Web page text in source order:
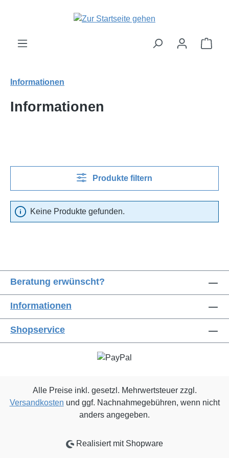
Zum Hauptinhalt springen
Informationen
Informationen
Produkte filtern
Keine Produkte gefunden.
Beratung erwünscht?
Informationen
Shopservice
Alle Preise inkl. gesetzl. Mehrwertsteuer zzgl.
Versandkosten und ggf. Nachnahmegebühren, wenn nicht
anders angegeben.
Realisiert mit Shopware